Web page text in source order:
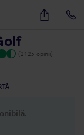
24
(2125 opinii)